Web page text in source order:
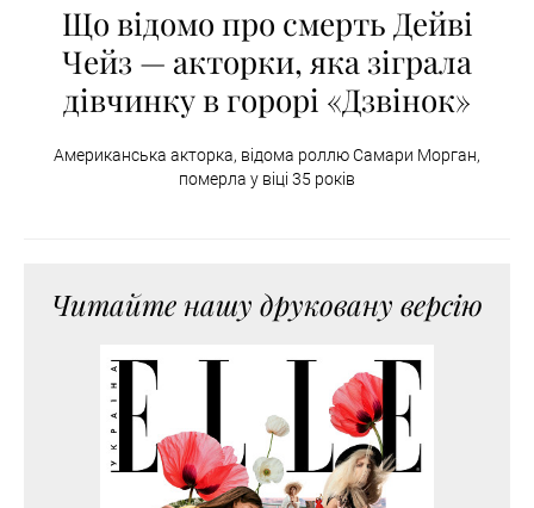
Що відомо про смерть Дейві
Чейз — акторки, яка зіграла
дівчинку в горорі «Дзвінок»
Американська акторка, відома роллю Самари Морган,
померла у віці 35 років
Читайте нашу друковану версію